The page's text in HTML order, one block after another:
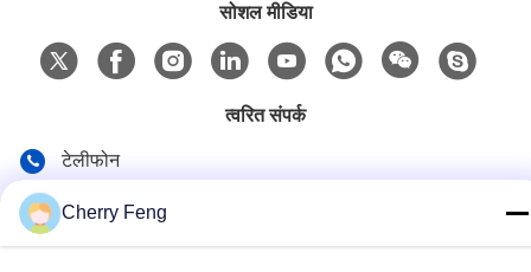
सोशल मीडिया
त्वरित संपर्क
टेलीफोन
ई-मेल
Cherry Feng